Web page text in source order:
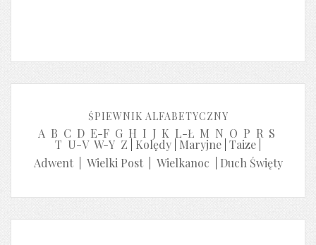
ŚPIEWNIK ALFABETYCZNY
A B C D E-F G H I J K L-Ł M N O P R S
T U-V W-Y Z Kolędy Maryjne Taize
Adwent| Wielki Post| Wielkanoc Duch Święty